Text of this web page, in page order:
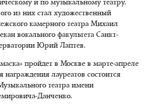
и по музыкальному театру.
из них стал художественный
камерного театра Михаил
вокального факультета Санкт-
Юрий Лаптев.
пройдет в Москве в марте-апреле
награждения лауреатов состоится
театра имени
Данченко.